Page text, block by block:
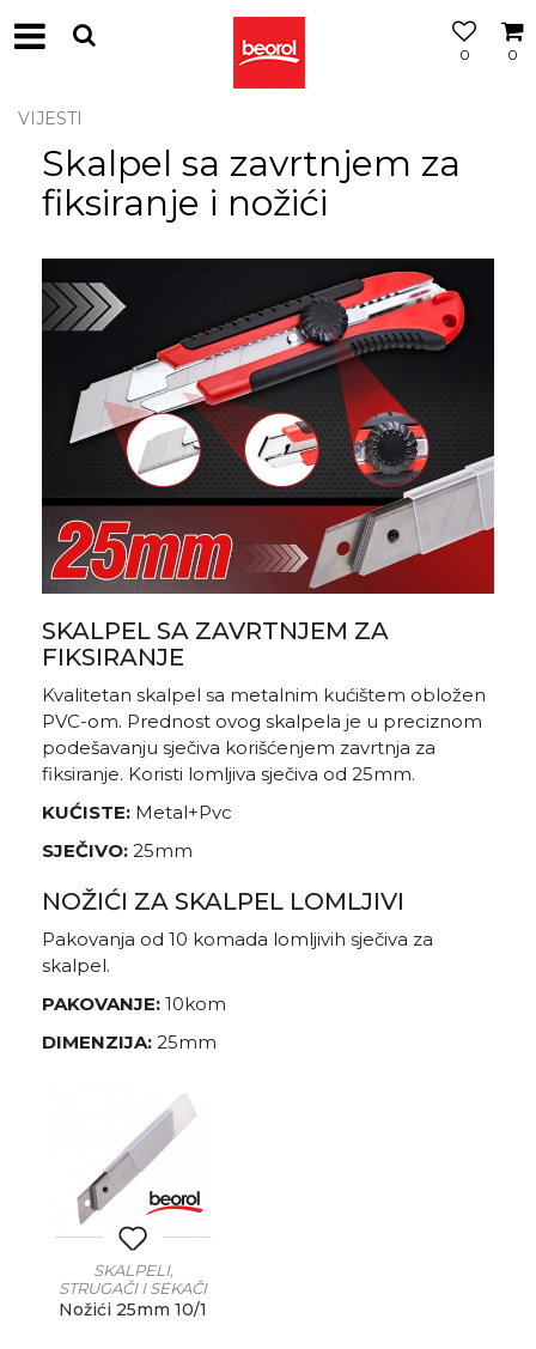
0
0
VIJESTI
Skalpel sa zavrtnjem za
fiksiranje i nožići
SKALPEL SA ZAVRTNJEM ZA
FIKSIRANJE
Kvalitetan skalpel sa metalnim kućištem obložen
PVC-om. Prednost ovog skalpela je u preciznom
podešavanju sječiva korišćenjem zavrtnja za
fiksiranje. Koristi lomljiva sječiva od 25mm.
KUĆISTE: Metal+Pvc
SJEČIVO: 25mm
NOŽIĆI ZA SKALPEL LOMLJIVI
Pakovanja od 10 komada lomljivih sječiva za
skalpel.
PAKOVANJE: 10kom
DIMENZIJA: 25mm
SKALPELI,
STRUGAČI I SEKAČI
Nožići 25mm 10/1